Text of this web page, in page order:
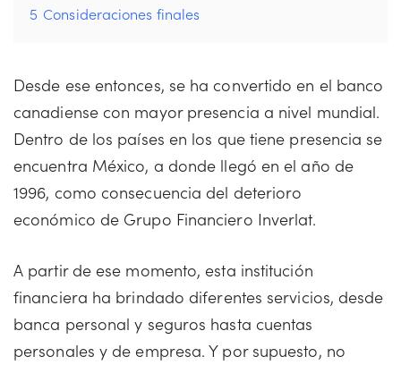
5 Consideraciones finales
Desde ese entonces, se ha convertido en el banco
canadiense con mayor presencia a nivel mundial.
Dentro de los países en los que tiene presencia se
encuentra México, a donde llegó en el año de
1996, como consecuencia del deterioro
económico de Grupo Financiero Inverlat.
A partir de ese momento, esta institución
financiera ha brindado diferentes servicios, desde
banca personal y seguros hasta cuentas
personales y de empresa. Y por supuesto, no